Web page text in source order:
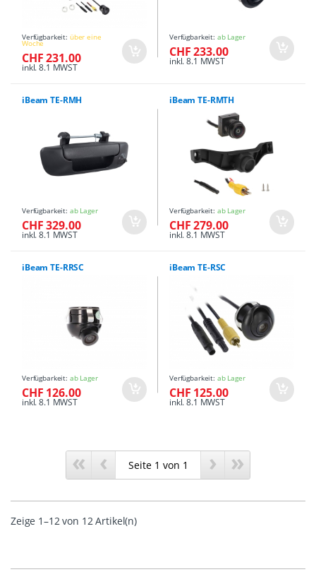
Verfügbarkeit: über eine
Woche
CHF 231.00
inkl. 8.1 MWST
Verfügbarkeit: ab Lager
CHF 233.00
inkl. 8.1 MWST
iBeam TE-RMH
Verfügbarkeit: ab Lager
CHF 329.00
inkl. 8.1 MWST
iBeam TE-RMTH
Verfügbarkeit: ab Lager
CHF 279.00
inkl. 8.1 MWST
iBeam TE-RRSC
Verfügbarkeit: ab Lager
CHF 126.00
inkl. 8.1 MWST
iBeam TE-RSC
Verfügbarkeit: ab Lager
CHF 125.00
inkl. 8.1 MWST
« ‹ › »
Zeige 1–12 von 12 Artikel(n)